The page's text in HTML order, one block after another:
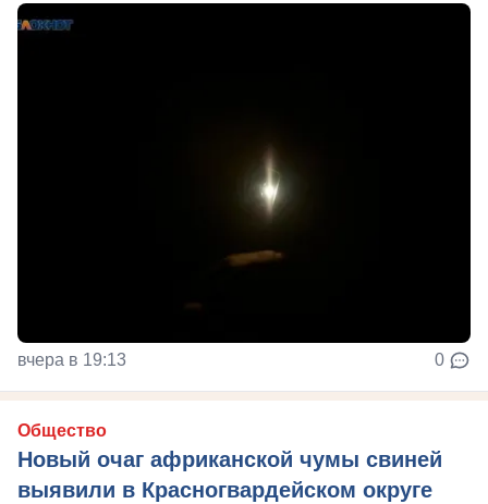
вчера в 19:13 0
Общество
Новый очаг африканской чумы свиней
выявили в Красногвардейском округе